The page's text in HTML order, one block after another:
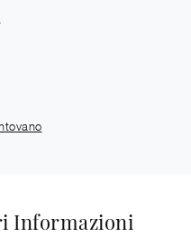
Informazioni